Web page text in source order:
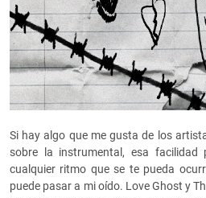
Si hay algo que me gusta de los
sobre la instrumental, esa facilidad
cualquier ritmo que se te pueda
puede pasar a mi oído. Love Ghost y